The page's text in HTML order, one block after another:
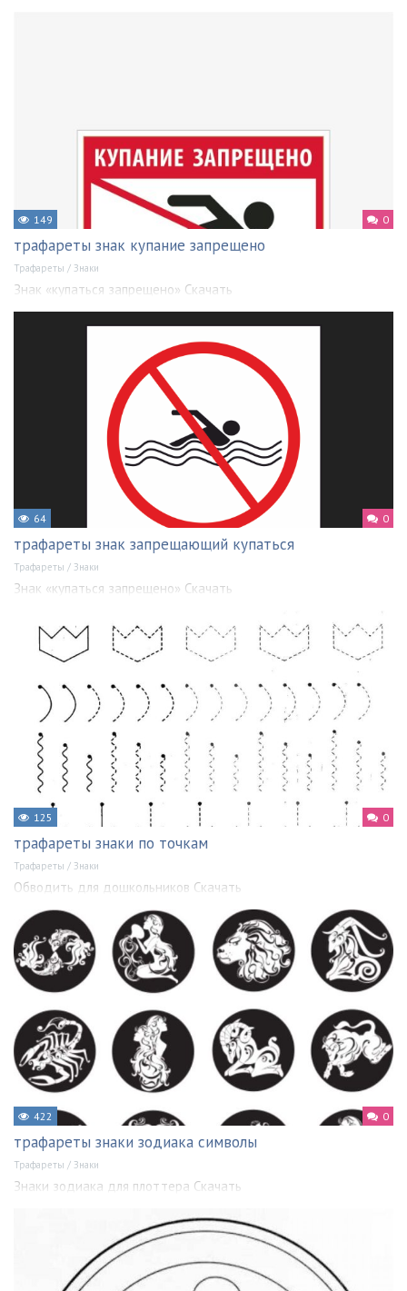
149 0
трафареты знак купание запрещено
Трафареты / Знаки
Знак «купаться запрещено» Скачать
64 0
трафареты знак запрещающий купаться
Трафареты / Знаки
Знак «купаться запрещено» Скачать
125 0
трафареты знаки по точкам
Трафареты / Знаки
Обводить для дошкольников Скачать
422 0
трафареты знаки зодиака символы
Трафареты / Знаки
Знаки зодиака для плоттера Скачать